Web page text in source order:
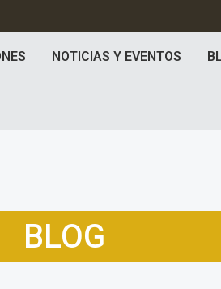
NOTICIAS Y EVENTOS
BLOG